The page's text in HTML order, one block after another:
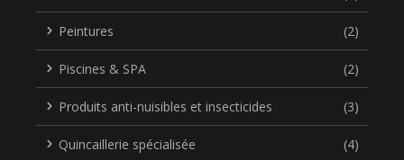
Peintures (2)
Piscines & SPA (2)
Produits anti-nuisibles et insecticides (3)
Quincaillerie spécialisée (4)